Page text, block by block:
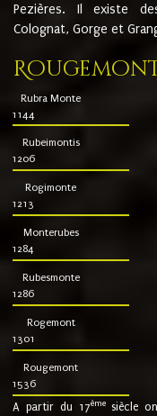
Pezières. Il existe
Colognat, Gorge et
Rubra Monte
1144
Rubeimontis
1206
Rogimonte
1213
Monterubes
1284
Rubesmonte
1286
Rogemont
1301
Rougemont
1536
A partir du 17ème siècle